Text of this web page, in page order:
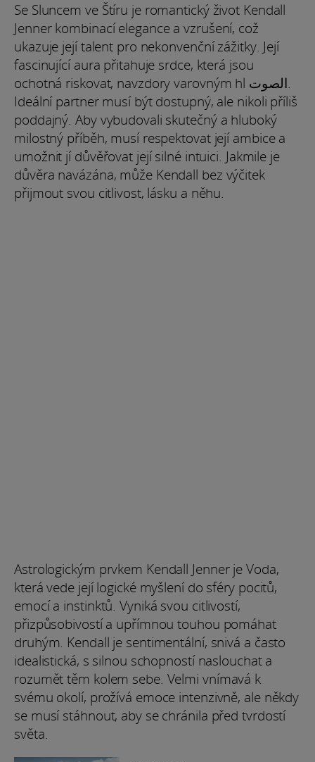
Se Sluncem ve Štíru je romantický život Kendall
Jenner kombinací elegance a vzrušení, což
ukazuje její talent pro nekonvenční zážitky. Její
fascinující aura přitahuje srdce, která jsou
ochotná riskovat, navzdory varovným hl الصوت.
Ideální partner musí být dostupný, ale nikoli příliš
poddajný. Aby vybudovali skutečný a hluboký
milostný příběh, musí respektovat její ambice a
umožnit jí důvěřovat její silné intuici. Jakmile je
důvěra navázána, může Kendall bez výčitek
přijmout svou citlivost, lásku a něhu.
Astrologickým prvkem Kendall Jenner je Voda,
která vede její logické myšlení do sféry pocitů,
emocí a instinktů. Vyniká svou citlivostí,
přizpůsobivostí a upřímnou touhou pomáhat
druhým. Kendall je sentimentální, snivá a často
idealistická, s silnou schopností naslouchat a
rozumět těm kolem sebe. Velmi vnímavá k
svému okolí, prožívá emoce intenzivně, ale někdy
se musí stáhnout, aby se chránila před tvrdostí
světa.